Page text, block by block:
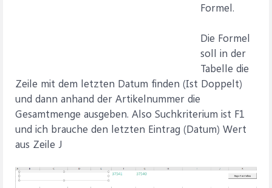
Formel.
Die Formel
soll in der
Tabelle die
Zeile mit dem letzten Datum finden (Ist Doppelt)
und dann anhand der Artikelnummer die
Gesamtmenge ausgeben. Also Suchkriterium ist F1
und ich brauche den letzten Eintrag (Datum) Wert
aus Zeile J